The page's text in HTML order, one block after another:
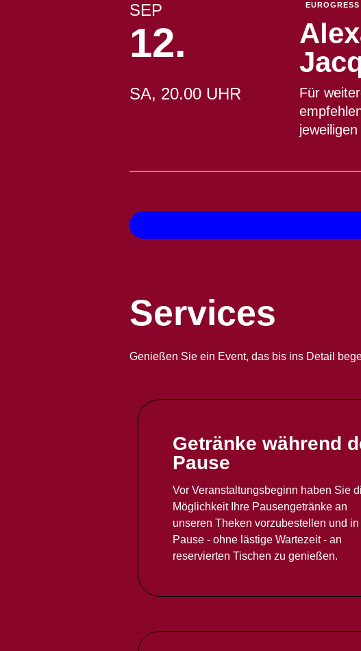
SEP
12.
SA, 20.00 UHR
Für
Services
Genießen Sie ein Event, das bis ins Detail
Getränke während
Pause
Vor Veranstaltungsbeginn haben Sie
Möglichkeit Ihre Pausengetränke an
unseren Theken vorzubestellen und in
Pause - ohne lästige Wartezeit - an
reservierten Tischen zu genießen.